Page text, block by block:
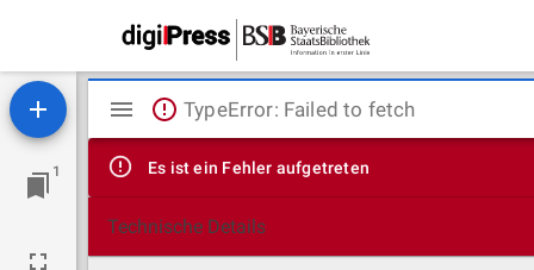
1
Mirador
Viewer
TypeError: Failed to fetch
Es ist ein Fehler aufgetreten
Technische Details